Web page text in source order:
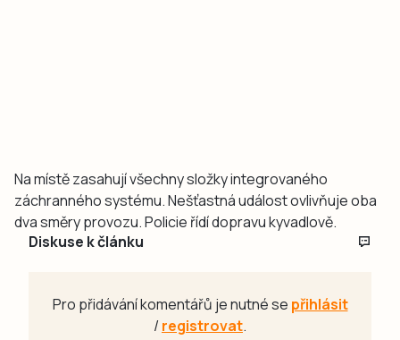
Na místě zasahují všechny složky integrovaného
záchranného systému. Nešťastná událost ovlivňuje oba
dva směry provozu. Policie řídí dopravu kyvadlově.
Diskuse k článku
Pro přidávání komentářů je nutné se přihlásit
/registrovat.